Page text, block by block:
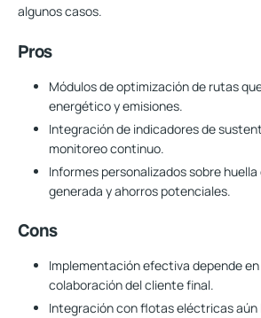
algunos casos.
Pros
Módulos de optimización de rutas
energético y emisiones.
Integración de indicadores de
monitoreo continuo.
Informes personalizados sobre
generada y ahorros potenciales.
Cons
Implementación efectiva depende
colaboración del cliente final.
Integración con flotas eléctricas aún